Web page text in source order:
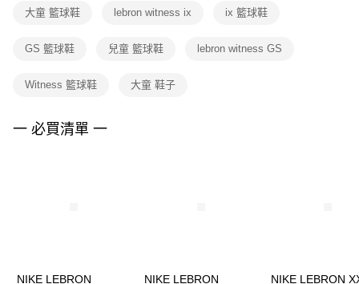
１．透過由恩沛科技股份有限公司提供之「AFTEE先享後付」服務完成之交
權轉讓予恩沛科技股份有限公司。
３．未成年的使用者請事先徵得法定代理人或監護人之同意方可使用
４．使用「AFTEE先享後付」時，將依據個別帳號之用戶狀況，依本公司即
大童 籃球鞋 lebron witness ix ix 籃球鞋
GS 籃球鞋 兒童 籃球鞋 lebron witness GS
Witness 籃球鞋 大童 鞋子
一 必買清單 一
NIKE LEBRON
NIKE LEBRON
NIKE LEBRON